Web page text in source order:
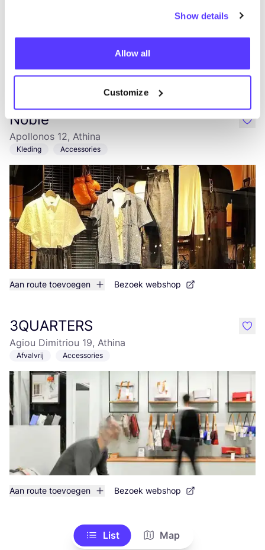
Show details
Allow all
Customize
Aan route toevoegen Bezoek webshop
Noble
Apollonos 12, Athina
Kleding Accessories
Aan route toevoegen Bezoek webshop
like
3QUARTERS
Agiou Dimitriou 19, Athina
Afvalvrij Accessories
Aan route toevoegen Bezoek webshop
like
List Map